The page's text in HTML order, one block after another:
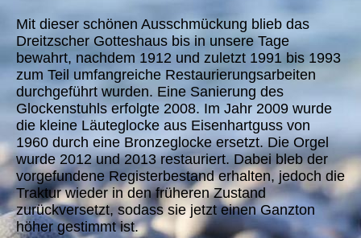
Mit dieser schönen Ausschmückung blieb das
Dreitzscher Gotteshaus bis in unsere Tage
bewahrt, nachdem 1912 und zuletzt 1991 bis 1993
zum Teil umfangreiche Restaurierungsarbeiten
durchgeführt wurden. Eine Sanierung des
Glockenstuhls erfolgte 2008. Im Jahr 2009 wurde
die kleine Läuteglocke aus Eisenhartguss von
1960 durch eine Bronzeglocke ersetzt. Die Orgel
wurde 2012 und 2013 restauriert. Dabei bleb der
vorgefundene Registerbestand erhalten, jedoch die
Traktur wieder in den früheren Zustand
zurückversetzt, sodass sie jetzt einen Ganzton
höher gestimmt ist.